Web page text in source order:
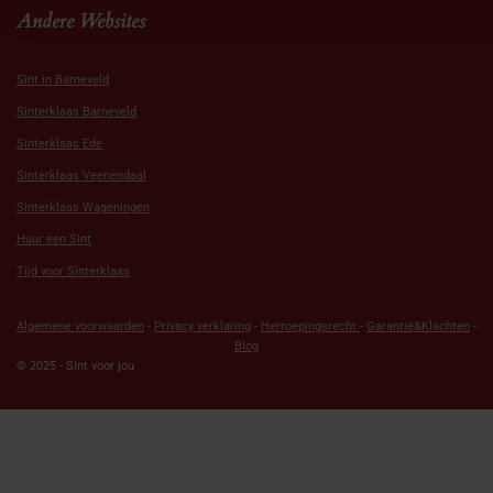
Andere Websites
Sint in Barneveld
Sinterklaas Barneveld
Sinterklaas Ede
Sinterklaas Veenendaal
Sinterklaas Wageningen
Huur een Sint
Tijd voor Sinterklaas
Algemene voorwaarden - Privacy verklaring - Herroepingsrecht - Garantie&Klachten -
Blog
© 2025 - Sint voor jou